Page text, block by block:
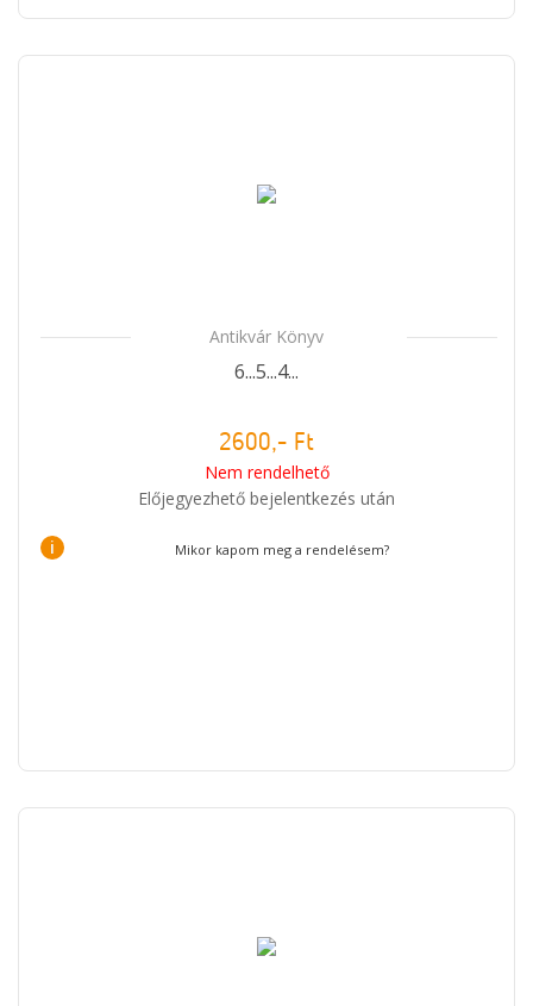
Antikvár Könyv
6...5...4...
2600,- Ft
Nem rendelhető
Előjegyezhető bejelentkezés után
i Mikor kapom meg a rendelésem?